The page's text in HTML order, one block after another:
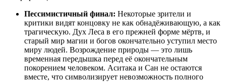
Пессимистичный финал: Некоторые зрители и
критики видят концовку не как обнадёживающую, а как
трагическую. Дух Леса в его прежней форме мёртв, и
старый мир магии и богов окончательно уступил место
миру людей. Возрождение природы — это лишь
временная передышка перед её окончательным
покорением человеком. Аситака и Сан не остаются
вместе, что символизирует невозможность полного